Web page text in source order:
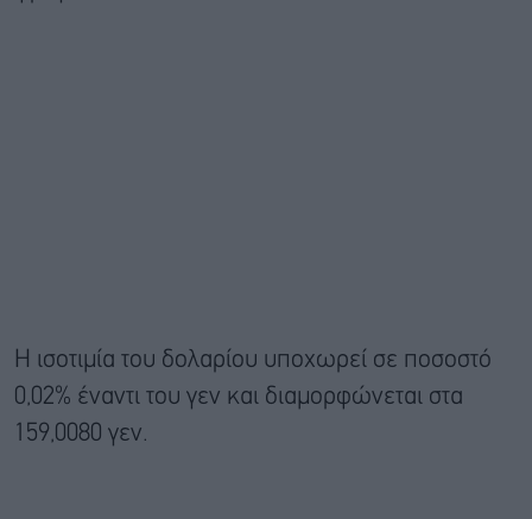
Η ισοτιμία του δολαρίου υποχωρεί σε ποσοστό
0,02% έναντι του γεν και διαμορφώνεται στα
159,0080 γεν.